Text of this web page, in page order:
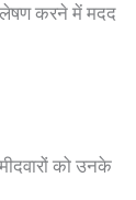
करने में मदद
को उनके